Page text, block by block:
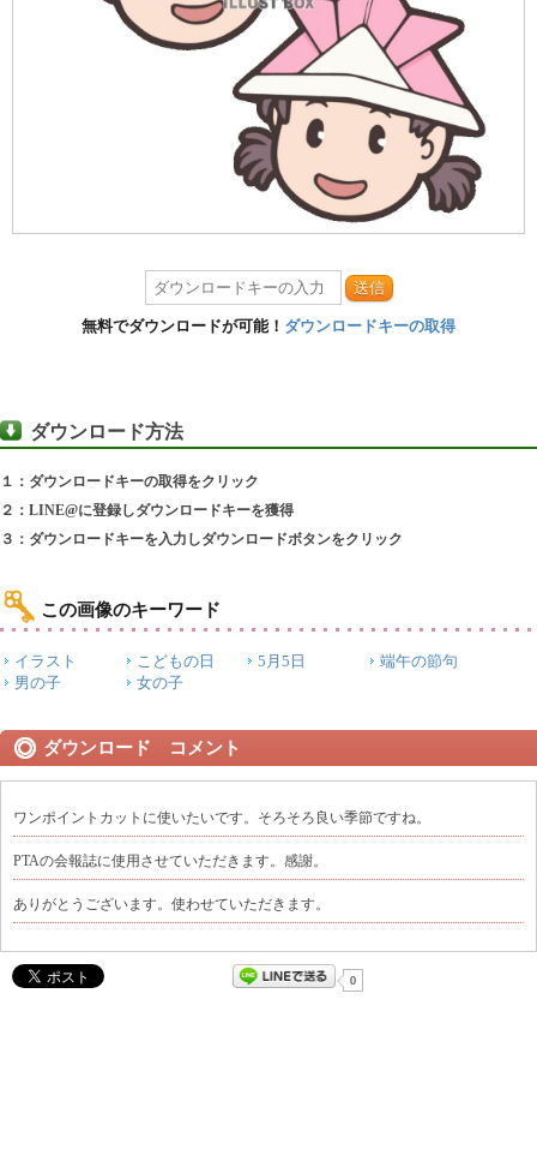
送信
無料でダウンロードが可能！ ダウンロードキーの取得
ダウンロード方法
１：ダウンロードキーの取得をクリック
２：LINE@に登録しダウンロードキーを獲得
３：ダウンロードキーを入力しダウンロードボタンをクリック
この画像のキーワード
イラスト こどもの日 5月5日
端午の節句
男の子
女の子
ダウンロード コメント
ワンポイントカットに使いたいです。そろそろ良い季節ですね。
PTAの会報誌に使用させていただきます。感謝。
ありがとうございます。使わせていただきます。
0